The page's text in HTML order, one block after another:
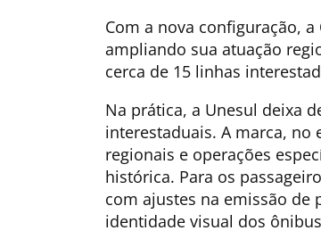
Com a nova configuração,
ampliando sua atuação
cerca de 15 linhas
Na prática, a Unesul deixa
interestaduais. A marca,
regionais e operações
histórica. Para os
com ajustes na emissão de
identidade visual dos